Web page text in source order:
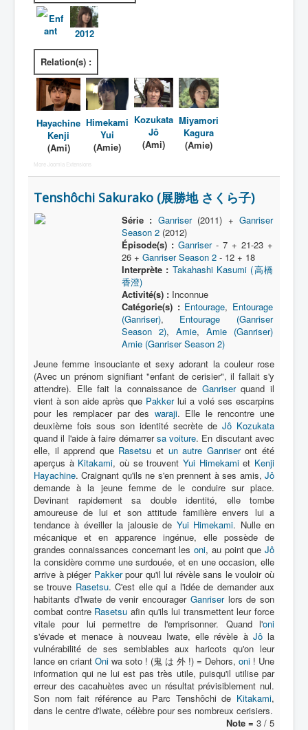
Enf
ant
2012
Relation(s) :
Hayachine
Kenji
(Ami)
Himekami
Yui
(Amie)
Kozukata
Jô
(Ami)
Miyamori
Kagura
(Amie)
More Joomla Extensions
Tenshôchi Sakurako (展勝地 さくら子)
Série : Ganriser(2011) + Ganriser
Season 2(2012)
Épisode(s) : Ganriser- 7 + 21-23 +
26 + Ganriser Season 2- 12 + 18
Interprète : Takahashi Kasumi (高橋
香澄)
Activité(s) :Inconnue
Catégorie(s) : Entourage, Entourage
(Ganriser), Entourage (Ganriser
Season 2), Amie, Amie (Ganriser)
Amie (Ganriser Season 2)
Jeune femme insouciante et sexy adorant la couleur rose
(Avec un prénom signifiant "enfant de cerisier", il fallait s'y
attendre). Elle fait la connaissance de Ganriserquand il
vient à son aide après que Pakkerlui a volé ses escarpins
pour les remplacer par des waraji. Elle le rencontre une
deuxième fois sous son identité secrète de Jô Kozukata
quand il l'aide à faire démarrersa voiture. En discutant avec
elle, il apprend que Rasetsu et un autre Ganriseront été
aperçus à Kitakami, où se trouventYui Himekamiet Kenji
Hayachine. Craignant qu'ils ne s'en prennent à ses amis, Jô
demande à la jeune femme de le conduire sur place.
Devinant rapidement sa double identité, elle tombe
amoureuse de lui et son attitude familière envers lui a
tendance à éveiller la jalousie de Yui Himekami. Nulle en
mécanique et en apparence ingénue, elle possède de
grandes connaissances concernant les oni, au point que Jô
la considère comme une surdouée, et en une occasion, elle
arrive à piéger Pakkerpour qu'il lui révèle sans le vouloir où
se trouve Rasetsu. C'est elle qui a l'idée de demander aux
habitants d'Iwate de venir encourager Ganriserlors de son
combat contre Rasetsu afin qu'ils lui transmettent leur force
vitale pour lui permettre de l'emprisonner. Quand l'oni
s'évade et menace à nouveau Iwate, elle révèle à Jôla
vulnérabilité de ses semblables aux haricots qu'on leur
lance en criant Oni wa soto ! (鬼 は 外 !) = Dehors, oni ! Une
information qui ne lui est pas très utile, puisqu'il utilise par
erreur des cacahuètes avec un résultat prévisiblement nul.
Son nom fait référence au Parc Tenshôchi de Kitakami,
dans le centre d'Iwate, célèbre pour ses nombreux cerisiers.
Note = 3 / 5